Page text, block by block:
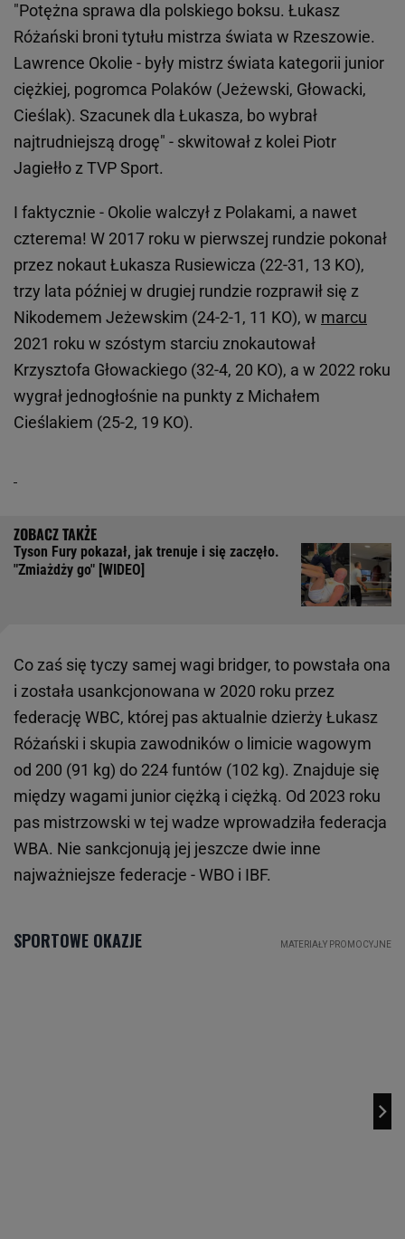
"Potężna sprawa dla polskiego boksu. Łukasz
Różański broni tytułu mistrza świata w Rzeszowie.
Lawrence Okolie - były mistrz świata kategorii junior
ciężkiej, pogromca Polaków (Jeżewski, Głowacki,
Cieślak). Szacunek dla Łukasza, bo wybrał
najtrudniejszą drogę" - skwitował z kolei Piotr
Jagiełło z TVP Sport.
I faktycznie - Okolie walczył z Polakami, a nawet
czterema! W 2017 roku w pierwszej rundzie pokonał
przez nokaut Łukasza Rusiewicza (22-31, 13 KO),
trzy lata później w drugiej rundzie rozprawił się z
Nikodemem Jeżewskim (24-2-1, 11 KO), w marcu
2021 roku w szóstym starciu znokautował
Krzysztofa Głowackiego (32-4, 20 KO), a w 2022 roku
wygrał jednogłośnie na punkty z Michałem
Cieślakiem (25-2, 19 KO).
Tyson Fury pokazał, jak trenuje i się zaczęło.
"Zmiażdży go" [WIDEO]
Co zaś się tyczy samej wagi bridger, to powstała ona
i została usankcjonowana w 2020 roku przez
federację WBC, której pas aktualnie dzierży Łukasz
Różański i skupia zawodników o limicie wagowym
od 200 (91 kg) do 224 funtów (102 kg). Znajduje się
między wagami junior ciężką i ciężką. Od 2023 roku
pas mistrzowski w tej wadze wprowadziła federacja
WBA. Nie sankcjonują jej jeszcze dwie inne
najważniejsze federacje - WBO i IBF.